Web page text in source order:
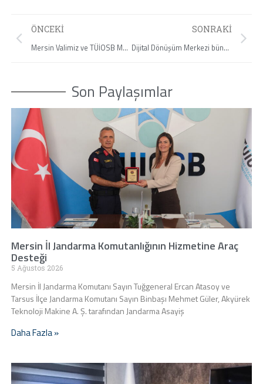
ÖNCEKI
Mersin Valimiz ve TÜİOSB Müteşebbis Heyeti Başkanı’mız Sayın Ali Hamza Pehlivan’ı makamlarında ziyaret ettik.
SONRAKI
Dijital Dönüşüm Merkezi bünyesinde oluşturulan Dijital Tedarik Havuzu Projesi’nin tanıtımını yaptık.
Son Paylaşımlar
Mersin İl Jandarma Komutanlığının Hizmetine Araç
Desteği
5 Ağustos 2026
Mersin İl Jandarma Komutanı Sayın Tuğgeneral Ercan Atasoy ve
Tarsus İlçe Jandarma Komutanı Sayın Binbaşı Mehmet Güler, Akyürek
Teknoloji Makine A. Ş. tarafından Jandarma Asayiş
Daha Fazla »